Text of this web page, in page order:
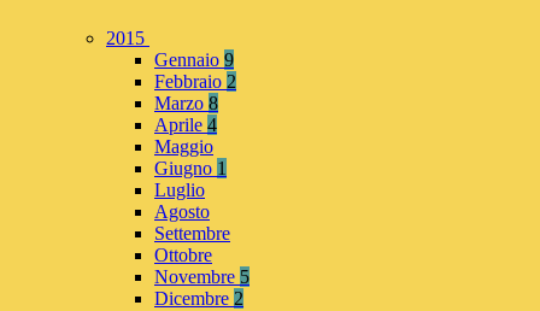
2015
Gennaio 9
Febbraio 2
Marzo 8
Aprile 4
Maggio
Giugno 1
Luglio
Agosto
Settembre
Ottobre
Novembre 5
Dicembre 2